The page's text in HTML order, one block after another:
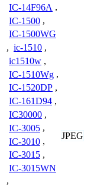
IC-14F96A ,
IC-1500 ,
IC-1500WG
, ic-1510 ,
ic1510w ,
IC-1510Wg ,
IC-1520DP ,
IC-161D94 ,
IC30000 ,
IC-3005 ,
IC-3010 ,
IC-3015 ,
IC-3015WN
,
JPEG